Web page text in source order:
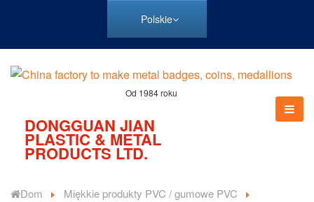
Polskie
Od 1984 roku
DONGGUAN JIAN
PLASTIC & METAL
PRODUCTS LTD.
Dom
Miękkie produkty PVC / gumowe PVC